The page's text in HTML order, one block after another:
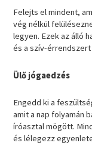
Felejts el mindent,
vég nélkül
legyen. Ezek az álló
és a szív-
Ülő jógaedzés
Engedd ki a
amit a nap folyamán
íróasztal mögött.
és lélegezz